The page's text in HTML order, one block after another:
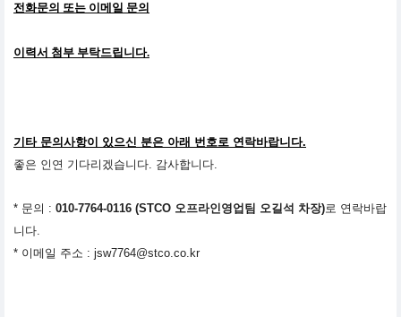
전화문의 또는 이메일 문의
이력서 첨부 부탁드립니다.
기타 문의사항이 있으신 분은 아래 번호로 연락바랍니다.
좋은 인연 기다리겠습니다. 감사합니다.
* 문의 : 010-7764-0116 (STCO 오프라인영업팀 오길석 차장)로 연락바랍
니다.
* 이메일 주소 : jsw7764@stco.co.kr